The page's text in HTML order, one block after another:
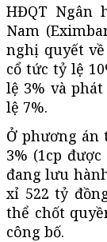
HĐQT Ngân
Nam
nghị quyết
cổ tức tỷ lệ
lệ 3% và
lệ 7%.
Ở phương án
3% (1cp
đang lưu
xỉ 522 tỷ
thể chốt
công bố.